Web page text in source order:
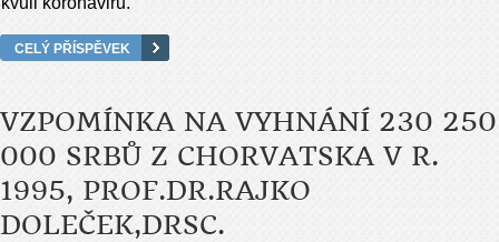
CELÝ PŘÍSPĚVEK
VZPOMÍNKA NA VYHNÁNÍ 230 250
000 SRBŮ Z CHORVATSKA V R.
1995, PROF.DR.RAJKO
DOLEČEK,DRSC.